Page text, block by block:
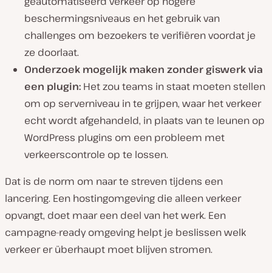
beschermingsniveaus en het gebruik van
challenges om bezoekers te verifiëren voordat je
ze doorlaat.
Onderzoek mogelijk maken zonder giswerk via
een plugin: Het zou teams in staat moeten stellen
om op serverniveau in te grijpen, waar het verkeer
echt wordt afgehandeld, in plaats van te leunen op
WordPress plugins om een probleem met
verkeerscontrole op te lossen.
Dat is de norm om naar te streven tijdens een
lancering. Een hostingomgeving die alleen verkeer
opvangt, doet maar een deel van het werk. Een
campagne-ready omgeving helpt je beslissen welk
verkeer er überhaupt moet blijven stromen.